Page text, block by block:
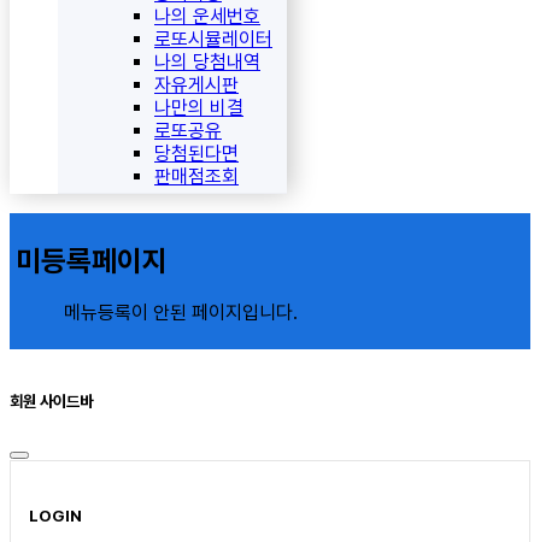
나의 운세번호
로또시뮬레이터
나의 당첨내역
자유게시판
나만의 비결
로또공유
당첨된다면
판매점조회
미등록페이지
메뉴등록이 안된 페이지입니다.
회원 사이드바
LOGIN